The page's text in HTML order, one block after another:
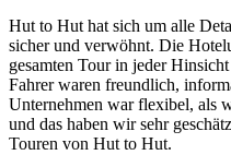
Hut to Hut hat sich um alle
sicher und verwöhnt. Die
gesamten Tour in jeder
Fahrer waren freundlich,
Unternehmen war flexibel, als
und das haben wir sehr
Touren von Hut to Hut.